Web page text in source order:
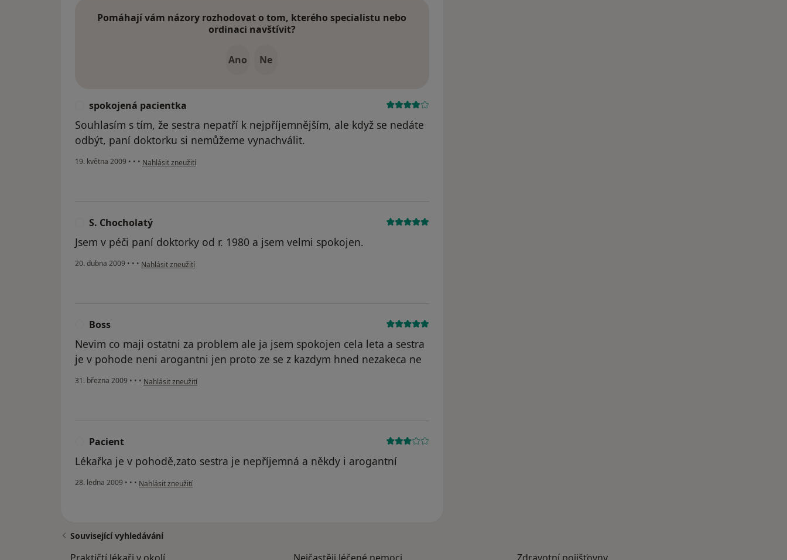
Pomáhají vám názory rozhodovat o tom, kterého specialistu nebo
ordinaci navštívit?
Ano Ne
spokojená pacientka
Souhlasím s tím, že sestra nepatří k nejpříjemnějším, ale když se nedáte
odbýt, paní doktorku si nemůžeme vynachválit.
19. května 2009 • • • podle názoru uživatele spokojená pacientka
Nahlásit zneužití
S. Chocholatý
Jsem v péči paní doktorky od r. 1980 a jsem velmi spokojen.
20. dubna 2009 • • • podle názoru uživatele S. Chocholatý
Nahlásit zneužití
Boss
Nevim co maji ostatni za problem ale ja jsem spokojen cela leta a sestra
je v pohode neni arogantni jen proto ze se z kazdym hned nezakeca ne
31. března 2009 • • • podle názoru uživatele Boss
Nahlásit zneužití
Pacient
Lékařka je v pohodě,zato sestra je nepříjemná a někdy i arogantní
28. ledna 2009 • • • podle názoru uživatele Pacient
Nahlásit zneužití
Související vyhledávání